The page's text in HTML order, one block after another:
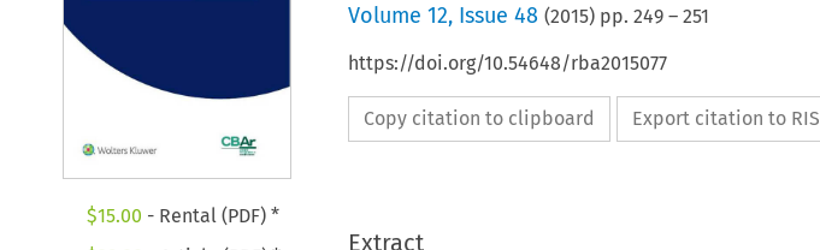
$15.00 - Rental (PDF) *
Volume 12, Issue 48 (2015) pp. 249– 251
https://doi.org/10.54648/rba2015077
Copy citation to clipboard Export citation to RIS
Extract